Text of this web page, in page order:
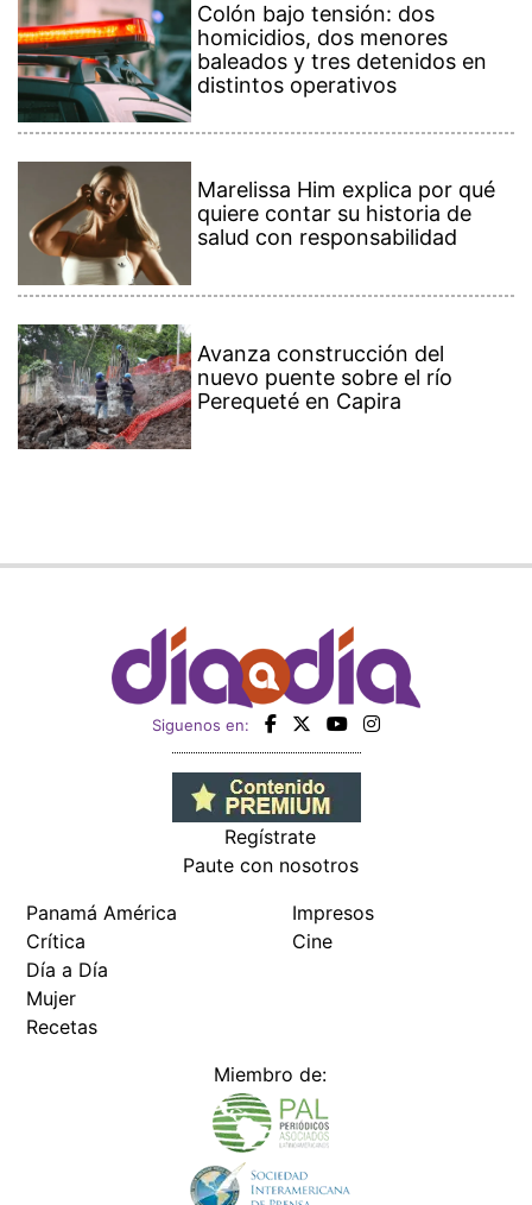
Colón bajo tensión: dos
homicidios, dos menores
baleados y tres detenidos en
distintos operativos
Marelissa Him explica por qué
quiere contar su historia de
salud con responsabilidad
Avanza construcción del
nuevo puente sobre el río
Perequeté en Capira
Siguenos en:
Regístrate
Paute con nosotros
Panamá América
Crítica
Día a Día
Mujer
Recetas
Impresos
Cine
Miembro de: